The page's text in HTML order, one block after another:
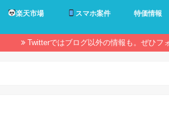
楽天市場 スマホ案件 特価情報
Twitterではブログ以外の情報も。ぜひフ